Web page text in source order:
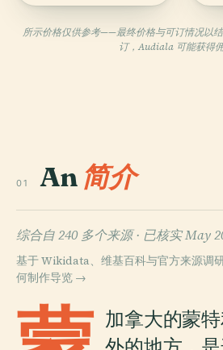
所示价格仅供参考——最终价格与可订情况以
订，Audiala 可能获得佣
01 An 简介
综合自 240 多个来源 · 已核实 May
基于 Wikidata、维基百科与官方来源调研
何制作导览 →
加拿大的蒙